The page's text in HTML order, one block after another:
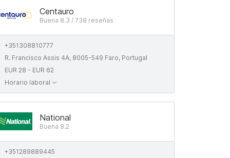
Centauro
Buena 8.3 / 738 reseñas
+351308810777
R. Francisco Assis 4A, 8005-549 Faro, Portugal
EUR 28 - EUR 62
Horario laboral
National
Buena 8.2
+351289889445